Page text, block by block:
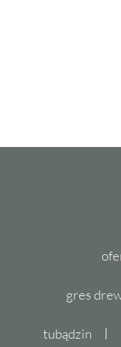
gres
tubądzin